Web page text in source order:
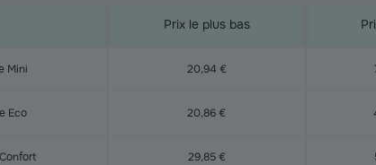
Prix le plus bas
Mini 20,94 €
Eco 20,86 €
29,85 €